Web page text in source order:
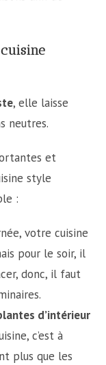
, elle laisse
neutres.
et
style
:
votre cuisine
pour le soir, il
donc, il faut
d’intérieur
c’est à
plus que les